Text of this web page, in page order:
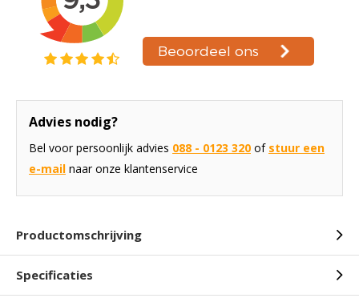
Advies nodig?
Bel voor persoonlijk advies 088 - 0123 320 of stuur een
e-mail naar onze klantenservice
Productomschrijving
Specificaties